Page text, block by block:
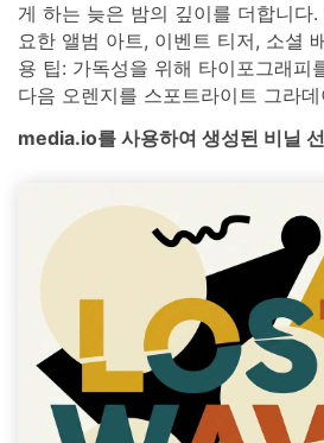
게 하는 늦은 밤의 깊이를 더합니다
요한 앨범 아트, 이벤트 티저, 소셜
용 팁: 가독성을 위해 타이포그래피
다음 오렌지를 스포트라이트 그라
media.io를 사용하여 생성된 비닐